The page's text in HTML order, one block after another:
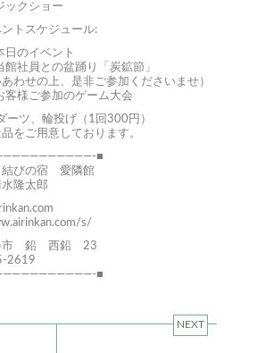
ックショー
ントスケジュール:
のイベント
社員との盆踊り「炭鉱節」
わせの上、是非ご参加くださいませ）
様ご参加のゲーム大会
ーツ、輪投げ（1回300円）
をご用意しております。
■
びの宿 愛隣館
隆太郎
s/
市 鉛 西鉛 23
2619
■
NEXT